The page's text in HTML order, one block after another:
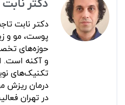
دکتر
دکتر نابت
پوست، مو و
حوزه‌های
و آکنه است.
تکنیک‌های
درمان ریزش
در تهران